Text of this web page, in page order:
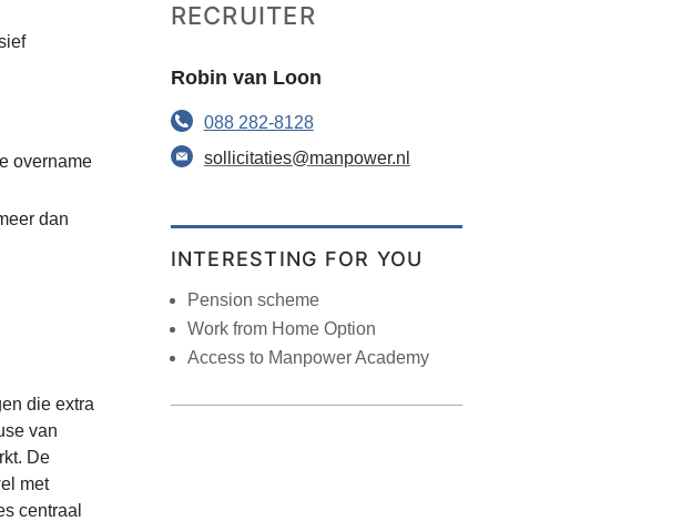
overname
dan
die extra
van
De
met
centraal
RECRUITER
Robin van Loon
088 282-8128
sollicitaties@manpower.nl
INTERESTING FOR YOU
Pension scheme
Work from Home Option
Access to Manpower Academy